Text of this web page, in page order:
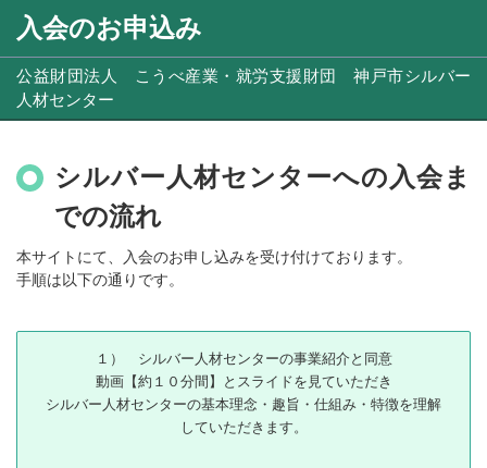
入会のお申込み
公益財団法人 こうべ産業・就労支援財団 神戸市シルバー
人材センター
シルバー人材センターへの入会ま
での流れ
本サイトにて、入会のお申し込みを受け付けております。
手順は以下の通りです。
１） シルバー人材センターの事業紹介と同意
動画【約１０分間】とスライドを見ていただき
シルバー人材センターの基本理念・趣旨・仕組み・特徴を理解
していただきます。